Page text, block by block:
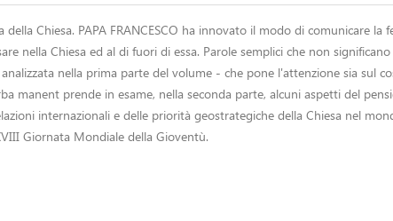
Chiesa. PAPA FRANCESCO ha innovato il modo di comunicare
nella Chiesa ed al di fuori di essa. Parole semplici che non
nella prima parte del volume - che pone l'attenzione sia sul
manent prende in esame, nella seconda parte, alcuni aspetti del
internazionali e delle priorità geostrategiche della Chiesa nel
Giornata Mondiale della Gioventù.